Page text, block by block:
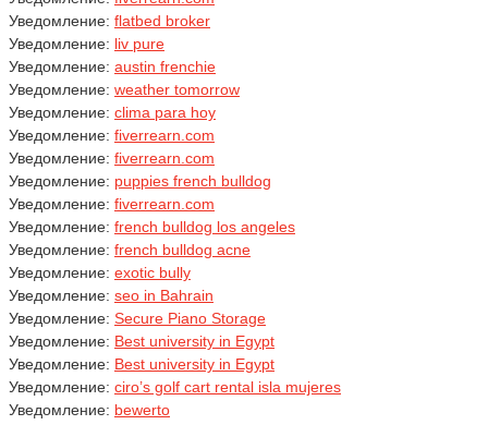
Уведомление: flatbed broker
Уведомление: liv pure
Уведомление: austin frenchie
Уведомление: weather tomorrow
Уведомление: clima para hoy
Уведомление: fiverrearn.com
Уведомление: fiverrearn.com
Уведомление: puppies french bulldog
Уведомление: fiverrearn.com
Уведомление: french bulldog los angeles
Уведомление: french bulldog acne
Уведомление: exotic bully
Уведомление: seo in Bahrain
Уведомление: Secure Piano Storage
Уведомление: Best university in Egypt
Уведомление: Best university in Egypt
Уведомление: ciro’s golf cart rental isla mujeres
Уведомление: bewerto